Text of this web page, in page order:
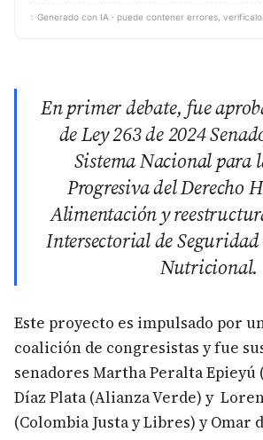
✨ Generado con IA · puede contener errores,
En primer debate, fue
de Ley 263 de 2024
Sistema Nacional para
Progresiva del Derecho
Alimentación y
Intersectorial de
Nutricional.
Este proyecto es impulsado por
coalición de congresistas y fue
senadores Martha Peralta Epieyú
Díaz Plata (Alianza Verde) y
(Colombia Justa y Libres) y Omar